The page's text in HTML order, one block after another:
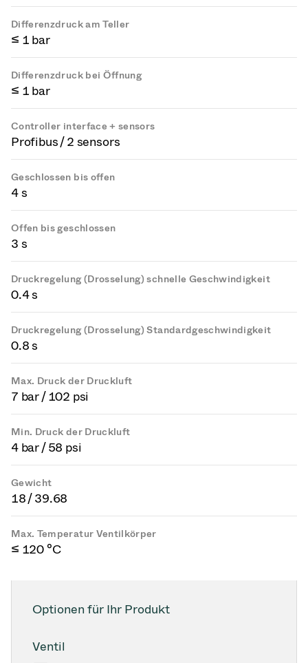
Differenzdruck am Teller
≤ 1 bar
Differenzdruck bei Öffnung
≤ 1 bar
Controller interface + sensors
Profibus / 2 sensors
Geschlossen bis offen
4 s
Offen bis geschlossen
3 s
Druckregelung (Drosselung) schnelle Geschwindigkeit
0.4 s
Druckregelung (Drosselung) Standardgeschwindigkeit
0.8 s
Max. Druck der Druckluft
7 bar / 102 psi
Min. Druck der Druckluft
4 bar / 58 psi
Gewicht
18 / 39.68
Max. Temperatur Ventilkörper
≤ 120 °C
Optionen für Ihr Produkt
Ventil